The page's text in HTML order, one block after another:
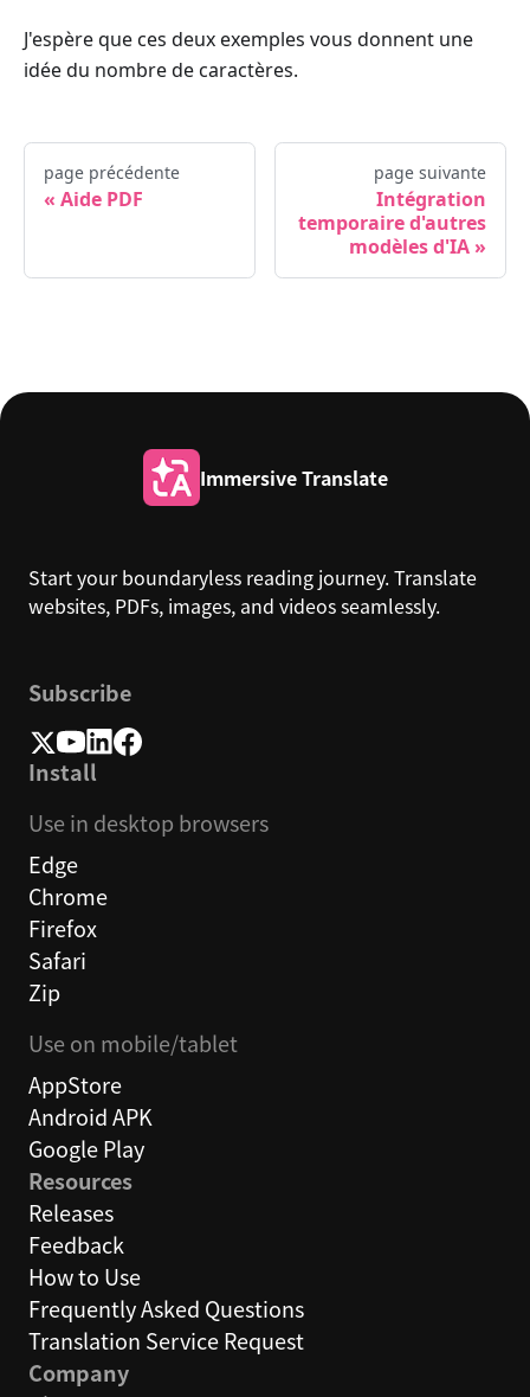
J'espère que ces deux exemples vous donnent une
idée du nombre de caractères.
page précédente
Aide PDF
page suivante
Intégration
temporaire d'autres
modèles d'IA
Immersive Translate
Start your boundaryless reading journey. Translate
websites, PDFs, images, and videos seamlessly.
Subscribe
Install
Use in desktop browsers
Edge
Chrome
Firefox
Safari
Zip
Use on mobile/tablet
AppStore
Android APK
Google Play
Resources
Releases
Feedback
How to Use
Frequently Asked Questions
Translation Service Request
Company